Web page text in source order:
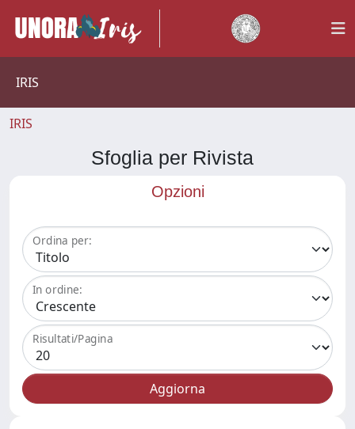
IRIS
IRIS
Sfoglia per Rivista
Opzioni
Ordina per:
In ordine:
Risultati/Pagina